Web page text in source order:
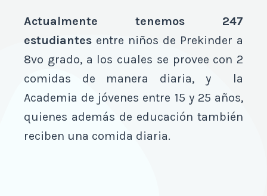
Actualmente tenemos 247
estudiantes entre niños de Prekinder a
8vo grado, a los cuales se provee con 2
comidas de manera diaria, y la
Academia de jóvenes entre 15 y 25 años,
quienes además de educación también
reciben una comida diaria.